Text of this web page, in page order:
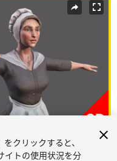
クリックすると、
イトの使用状況を分